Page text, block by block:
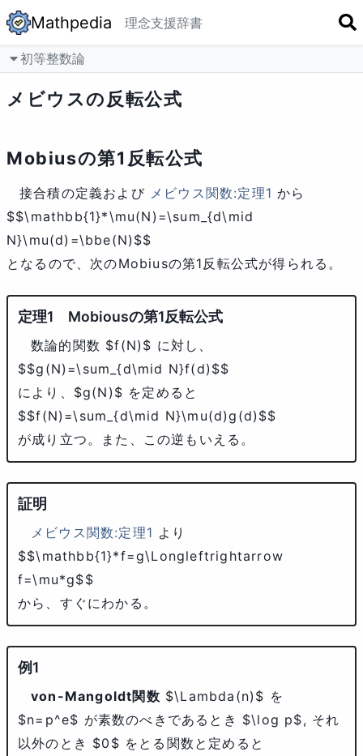
Mathpedia 理念支援辞書
初等整数論
メビウスの反転公式
Mobiusの第1反転公式
接合積の定義および メビウス関数:定理1 から
$$\mathbb{1}*\mu(N)=\sum_{d\mid
N}\mu(d)=\bbe(N)$$
となるので、次のMobiusの第1反転公式が得られる。
Mobiousの第1反転公式
数論的関数 $f(N)$ に対し、
$$g(N)=\sum_{d\mid N}f(d)$$
により、 $g(N)$ を定めると
$$f(N)=\sum_{d\mid N}\mu(d)g(d)$$
が成り立つ。また、この逆もいえる。
メビウス関数:定理1 より
$$\mathbb{1}*f=g\Longleftrightarrow
f=\mu*g$$
から、すぐにわかる。
von-Mangoldt関数 $\Lambda(n)$ を
$n=p^e$ が素数のべきであるとき $\log p$, それ
以外のとき $0$ をとる関数と定めると